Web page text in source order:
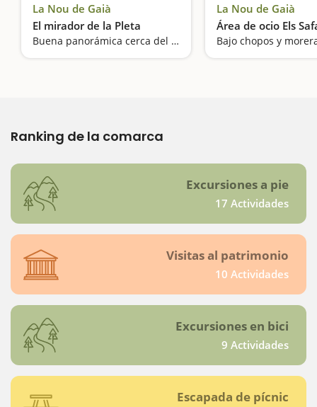
La Nou de Gaià
El mirador de la Pleta
Buena panorámica cerca del castillo
La Nou de Gaià
Área de ocio Els
Bajo chopos y
Ranking de la comarca
Excursiones a pie
17 Actividades
Visitas al patrimonio
10 Actividades
Excursiones en bici
9 Actividades
Escapada de pícnic